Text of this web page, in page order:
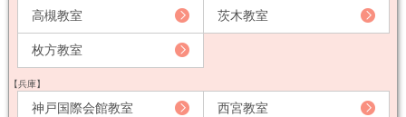
高槻教室 茨木教室
枚方教室
【兵庫】
神戸国際会館教室 西宮教室